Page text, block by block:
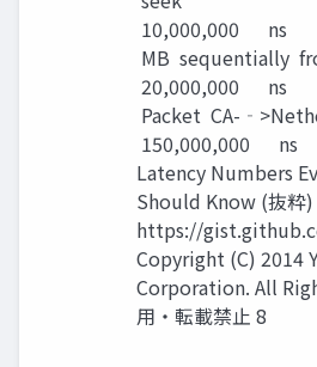
10,000,000
MB sequentially
20,000,000
Packet CA-­
150,000,000
Latency Numbers
Should Know (抜粋)
https://
Copyright (C) 2014
Corporation. All
用・転載禁止 8